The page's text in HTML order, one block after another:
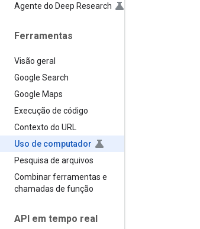
Agente do Deep Research
Ferramentas
Visão geral
Google Search
Google Maps
Execução de código
Contexto do URL
Uso de computador
Pesquisa de arquivos
Combinar ferramentas e
chamadas de função
API em tempo real